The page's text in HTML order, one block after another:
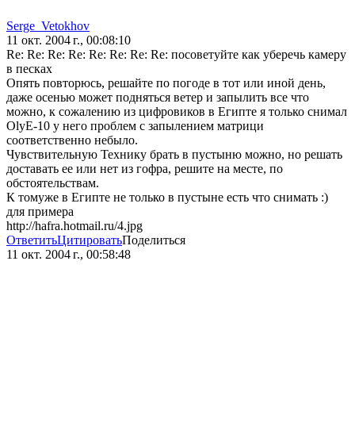
Serge_Vetokhov
11 окт. 2004 г., 00:08:10
Re: Re: Re: Re: Re: Re: Re: Re: посоветуйте как уберечь камеру
в песках
Опять повторюсь, решайте по погоде в тот или иной день,
даже осенью может подняться ветер и запылить все что
можно, к сожалению из цифровиков в Египте я только снимал
OlyE-10 у него проблем с запылением матрици
соответственно небыло.
Чувствительную Технику брать в пустыню можно, но решать
доставать ее или нет из гофра, решите на месте, по
обстоятельствам.
К томуже в Египте не только в пустыне есть что снимать :)
для примера
http://hafra.hotmail.ru/4.jpg
ОтветитьЦитироватьПоделиться
11 окт. 2004 г., 00:58:48